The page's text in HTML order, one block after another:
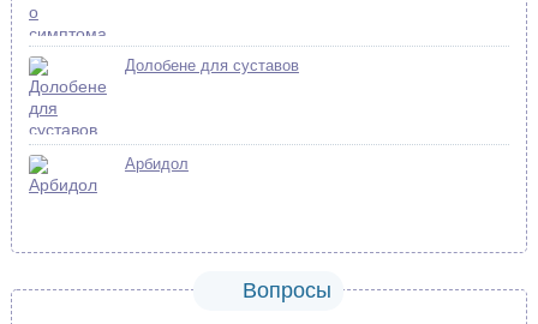
Долобене для суставов
Арбидол
Вопросы